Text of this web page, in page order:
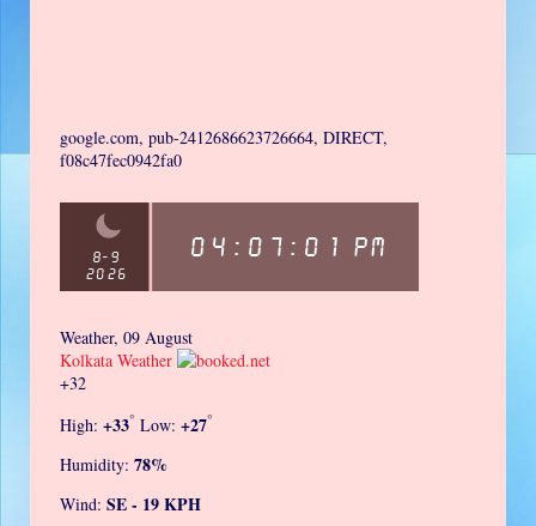
google.com, pub-2412686623726664, DIRECT,
f08c47fec0942fa0
Weather, 09 August
Kolkata Weather
+32
High: +33° Low: +27°
Humidity: 78%
Wind: SE - 19 KPH